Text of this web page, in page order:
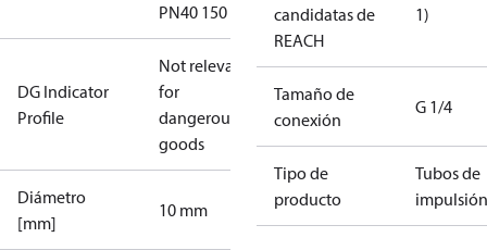
PN40 150
DG Indicator
Profile
Not relevant
for
dangerous
goods
Diámetro
[mm]
10 mm
candidatas de
REACH
1)
Tamaño de
conexión
G 1/4
Tipo de
producto
Tubos de
impulsión